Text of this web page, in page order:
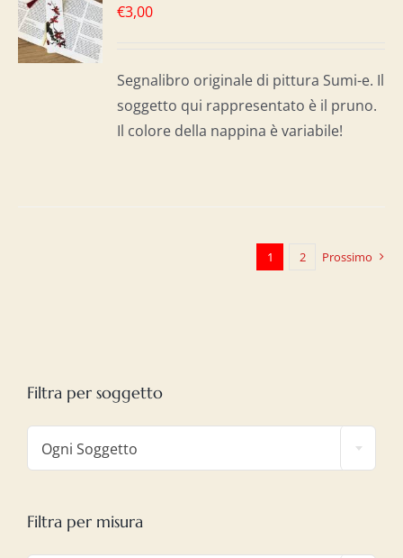
€3,00
Segnalibro originale di pittura Sumi-e. Il
soggetto qui rappresentato è il pruno.
Il colore della nappina è variabile!
1 2 Prossimo
Filtra per soggetto
Ogni Soggetto
Filtra per misura